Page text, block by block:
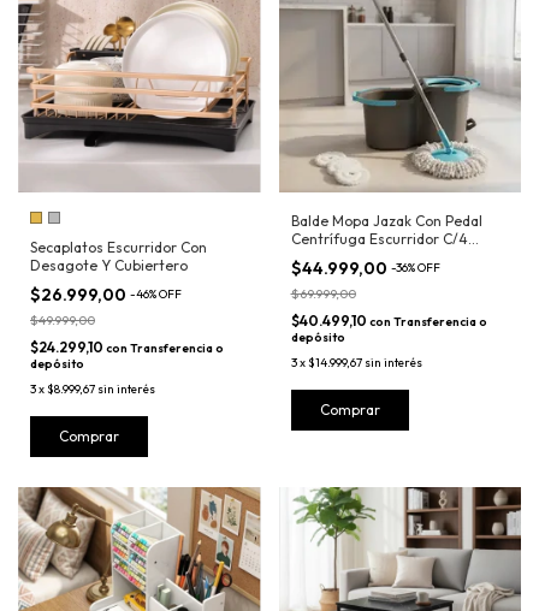
Secaplatos Escurridor Con
Desagote Y Cubiertero
$26.999,00 -46%OFF
$49.999,00
$24.299,10 con Transferencia o
depósito
3x$8.999,67 sin interés
Comprar
Balde Mopa Jazak Con Pedal
Centrífuga Escurridor C/4
Mopas
$44.999,00 -36%OFF
$69.999,00
$40.499,10 con Transferencia o
depósito
3x$14.999,67 sin interés
Comprar